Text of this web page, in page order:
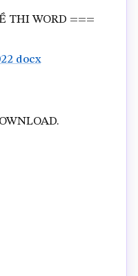
THI WORD ===
docx